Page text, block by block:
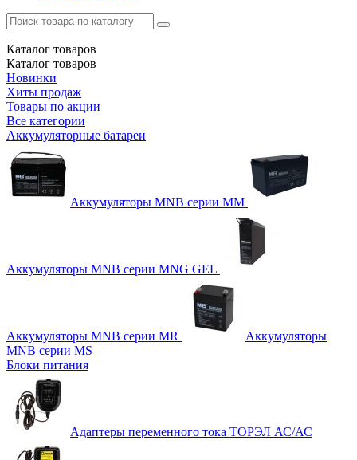
Каталог товаров
Каталог товаров
Новинки
Хиты продаж
Товары по акции
Все категории
Аккумуляторные батареи
Аккумуляторы MNB серии MM
Аккумуляторы MNB серии MNG GEL
Аккумуляторы MNB серии MR
Аккумуляторы
MNB серии MS
Блоки питания
Адаптеры переменного тока ТОРЭЛ АС/АС